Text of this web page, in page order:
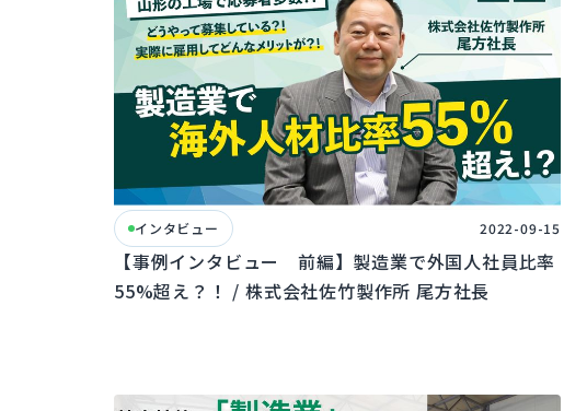
インタビュー 2022-09-15
【事例インタビュー 前編】製造業で外国人社員比率
55%超え？！ / 株式会社佐竹製作所 尾方社長